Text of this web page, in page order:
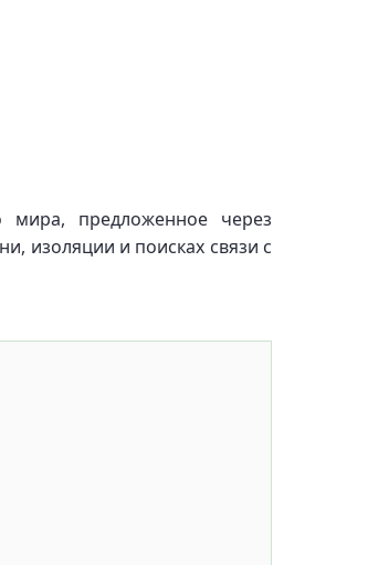
мира, предложенное через
изоляции и поисках связи с